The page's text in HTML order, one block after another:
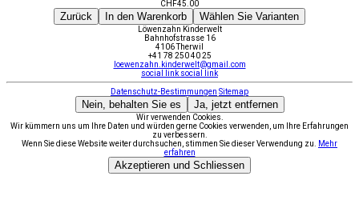
CHF45.00
Zurück In den Warenkorb Wählen Sie Varianten
Löwenzahn Kinderwelt
Bahnhofstrasse 16
4106 Therwil
+41 78 250 40 25
loewenzahn.kinderwelt@gmail.com
social link social link
Datenschutz-Bestimmungen Sitemap
Nein, behalten Sie es Ja, jetzt entfernen
Wir verwenden Cookies.
Wir kümmern uns um Ihre Daten und würden gerne Cookies verwenden, um Ihre Erfahrungen
zu verbessern.
Wenn Sie diese Website weiter durchsuchen, stimmen Sie dieser Verwendung zu.
Mehr
erfahren
Akzeptieren und Schliessen